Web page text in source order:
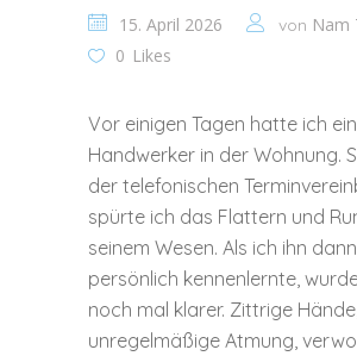
15. April 2026 von Nam
0 Likes
Vor einigen Tagen hatte ich
Handwerker in der Wohnung.
der telefonischen
spürte ich das Flattern und
seinem Wesen. Als ich ihn dann
persönlich kennenlernte,
noch mal klarer. Zittrige
unregelmäßige Atmung,